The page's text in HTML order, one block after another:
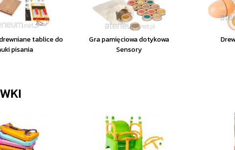
tablice do
pisania
Gra pamięciowa dotykowa
Sensory